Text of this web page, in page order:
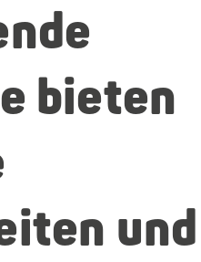
bieten
und